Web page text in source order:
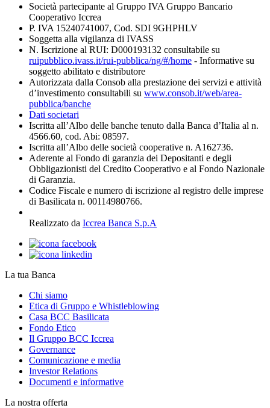
Società partecipante al Gruppo IVA Gruppo Bancario
Cooperativo Iccrea
P. IVA 15240741007, Cod. SDI 9GHPHLV
Soggetta alla vigilanza di IVASS
N. Iscrizione al RUI: D000193132 consultabile su
ruipubblico.ivass.it/rui-pubblica/ng/#/home - Informative su
soggetto abilitato e distributore
Autorizzata dalla Consob alla prestazione dei servizi e attività
d’investimento consultabili su www.consob.it/web/area-
pubblica/banche
Dati societari
Iscritta all’Albo delle banche tenuto dalla Banca d’Italia al n.
4566.60, cod. Abi: 08597.
Iscritta all’Albo delle società cooperative n. A162736.
Aderente al Fondo di garanzia dei Depositanti e degli
Obbligazionisti del Credito Cooperativo e al Fondo Nazionale
di Garanzia.
Codice Fiscale e numero di iscrizione al registro delle imprese
di Basilicata n. 00114980766.
Realizzato da Iccrea Banca S.p.A
La tua Banca
Chi siamo
Etica di Gruppo e Whistleblowing
Casa BCC Basilicata
Fondo Etico
Il Gruppo BCC Iccrea
Governance
Comunicazione e media
Investor Relations
Documenti e informative
La nostra offerta